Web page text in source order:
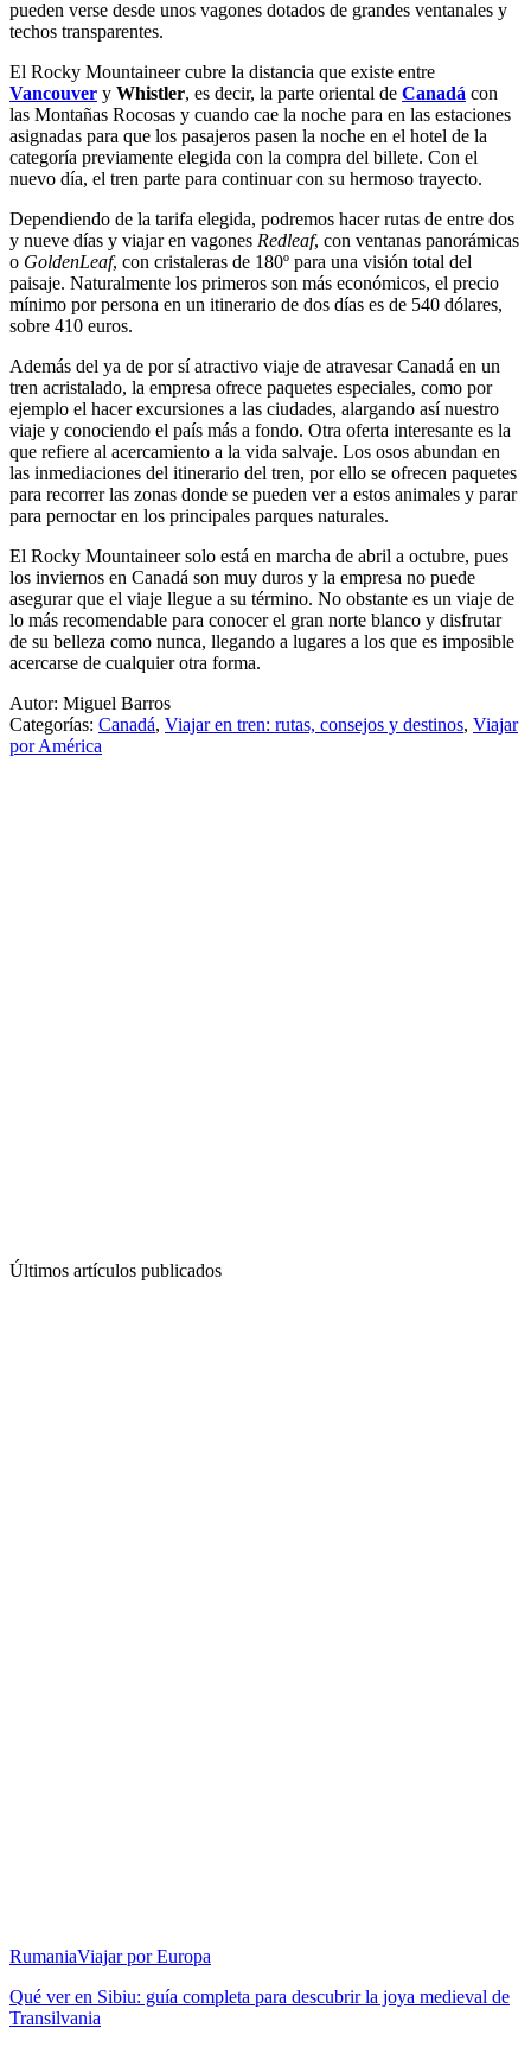
pueden verse desde unos vagones dotados de grandes ventanales y
techos transparentes.
El Rocky Mountaineer cubre la distancia que existe entre
Vancouver y Whistler, es decir, la parte oriental de Canadá con
las Montañas Rocosas y cuando cae la noche para en las estaciones
asignadas para que los pasajeros pasen la noche en el hotel de la
categoría previamente elegida con la compra del billete. Con el
nuevo día, el tren parte para continuar con su hermoso trayecto.
Dependiendo de la tarifa elegida, podremos hacer rutas de entre dos
y nueve días y viajar en vagones Redleaf, con ventanas panorámicas
o GoldenLeaf, con cristaleras de 180º para una visión total del
paisaje. Naturalmente los primeros son más económicos, el precio
mínimo por persona en un itinerario de dos días es de 540 dólares,
sobre 410 euros.
Además del ya de por sí atractivo viaje de atravesar Canadá en un
tren acristalado, la empresa ofrece paquetes especiales, como por
ejemplo el hacer excursiones a las ciudades, alargando así nuestro
viaje y conociendo el país más a fondo. Otra oferta interesante es la
que refiere al acercamiento a la vida salvaje. Los osos abundan en
las inmediaciones del itinerario del tren, por ello se ofrecen paquetes
para recorrer las zonas donde se pueden ver a estos animales y parar
para pernoctar en los principales parques naturales.
El Rocky Mountaineer solo está en marcha de abril a octubre, pues
los inviernos en Canadá son muy duros y la empresa no puede
asegurar que el viaje llegue a su término. No obstante es un viaje de
lo más recomendable para conocer el gran norte blanco y disfrutar
de su belleza como nunca, llegando a lugares a los que es imposible
acercarse de cualquier otra forma.
Autor: Miguel Barros
Categorías: Canadá, Viajar en tren: rutas, consejos y destinos, Viajar
por América
Últimos artículos publicados
RumaniaViajar por Europa
Qué ver en Sibiu: guía completa para descubrir la joya medieval de
Transilvania